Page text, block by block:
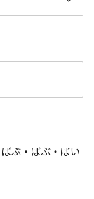
ぶ・ばぶ・ばい